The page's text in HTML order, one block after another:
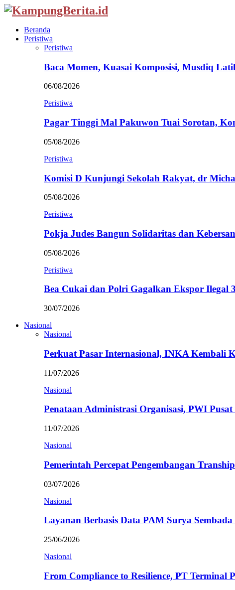
Beranda
Peristiwa
Peristiwa
Baca Momen, Kuasai Komposisi, Musdiq
06/08/2026
Peristiwa
Pagar Tinggi Mal Pakuwon Tuai Sorotan,
05/08/2026
Peristiwa
Komisi D Kunjungi Sekolah Rakyat, dr
05/08/2026
Peristiwa
Pokja Judes Bangun Solidaritas dan
05/08/2026
Peristiwa
Bea Cukai dan Polri Gagalkan Ekspor Ilegal
30/07/2026
Nasional
Nasional
Perkuat Pasar Internasional, INKA Kembali
11/07/2026
Nasional
Penataan Administrasi Organisasi, PWI
11/07/2026
Nasional
Pemerintah Percepat Pengembangan
03/07/2026
Nasional
Layanan Berbasis Data PAM Surya
25/06/2026
Nasional
From Compliance to Resilience, PT Terminal